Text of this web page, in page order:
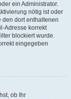
ein Administrator.
nötig ist oder
den dort enthaltenen
Adresse korrekt
blockiert wurde.
eingegeben
ob Ihr